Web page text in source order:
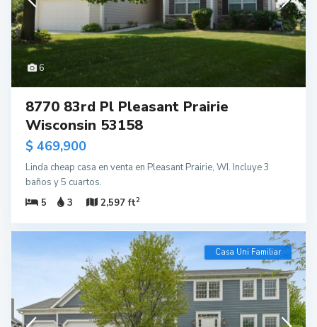
6
8770 83rd Pl Pleasant Prairie
Wisconsin 53158
$ 469,900
Linda cheap casa en venta en Pleasant Prairie, WI. Incluye 3
baños y 5 cuartos.
5
3 2,597 ft2
Casa Uni Familiar